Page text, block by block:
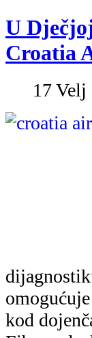
kod
stanja
Dječja
državi
obzirom
težnja je
koji ulažu
najviši
udobnost